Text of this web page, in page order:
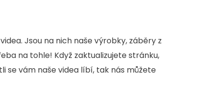
Jsou na nich naše výrobky, záběry z
na tohle! Když zaktualizujete stránku,
se vám naše videa líbí, tak nás můžete